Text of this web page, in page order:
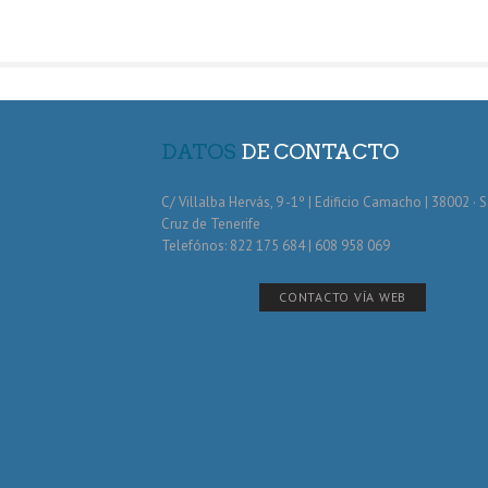
DATOS DE CONTACTO
C/ Villalba Hervás, 9 -1º | Edificio Camacho | 38002 ·
Cruz de Tenerife
Telefónos: 822 175 684 | 608 958 069
CONTACTO VÍA WEB